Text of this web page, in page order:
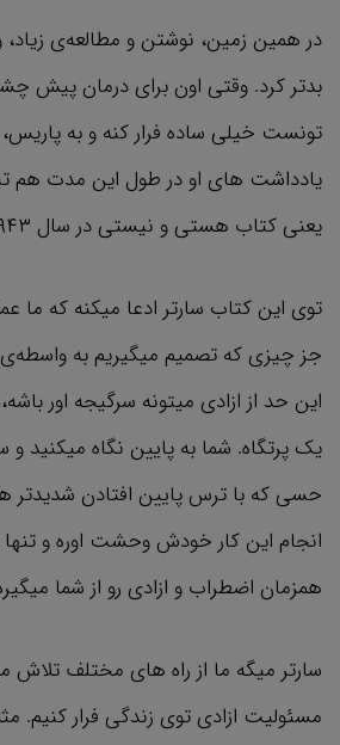
در همین زمین، نوشتن و مطالعه‌ی
بدتر کرد. وقتی اون برای درمان پیش
تونست خیلی ساده فرار کنه و به پاریس،
یادداشت های او در طول این مدت هم
یعنی کتاب هستی و نیستی در سال ۱۹۴۳ شد.
توی این کتاب سارتر ادعا میکنه که ما
جز چیزی که تصمیم میگیریم به واسطه‌ی
این حد از ازادی میتونه سرگیجه اور
یک پرتگاه. شما به پایین نگاه میکنید و
حسی که با ترس پایین افتادن شدیدتر
انجام این کار خودش وحشت اوره و تنها
همزمان اضطراب و ازادی رو از شما
سارتر میگه ما از راه های مختلف تلاش
مسئولیت ازادی توی زندگی فرار کنیم.